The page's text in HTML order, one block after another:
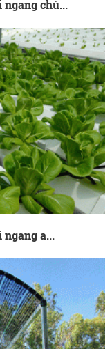
chú...
a...